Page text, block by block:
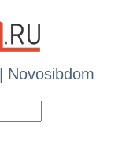
Novosibdom